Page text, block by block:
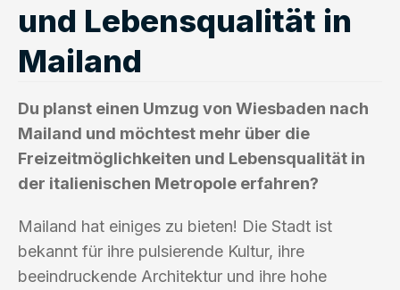
und Lebensqualität in
Mailand
Du planst einen Umzug von Wiesbaden nach
Mailand und möchtest mehr über die
Freizeitmöglichkeiten und Lebensqualität in
der italienischen Metropole erfahren?
Mailand hat einiges zu bieten! Die Stadt ist
bekannt für ihre pulsierende Kultur, ihre
beeindruckende Architektur und ihre hohe